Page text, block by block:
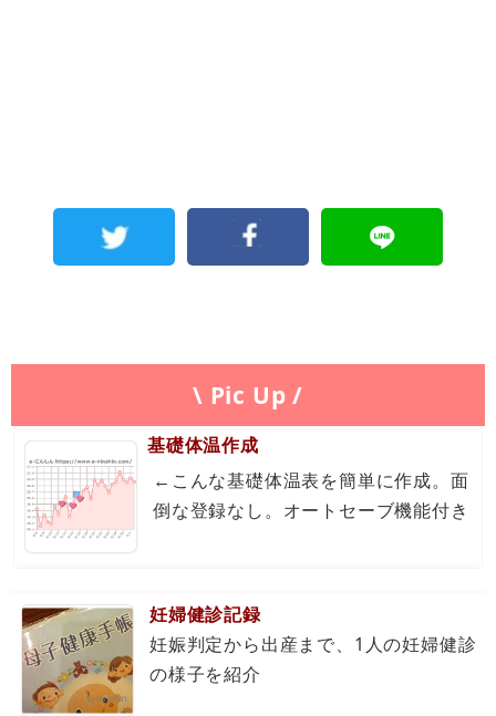
\ Pic Up /
基礎体温作成
←こんな基礎体温表を簡単に作成。面
倒な登録なし。オートセーブ機能付き
妊婦健診記録
妊娠判定から出産まで、1人の妊婦健診
の様子を紹介